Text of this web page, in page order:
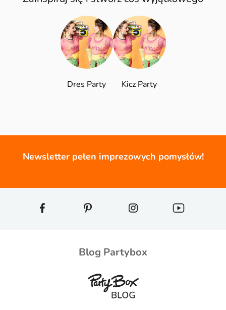
Dres Party Kicz Party
Newsletter pełen imprezowych pomysłów!
Blog Partybox